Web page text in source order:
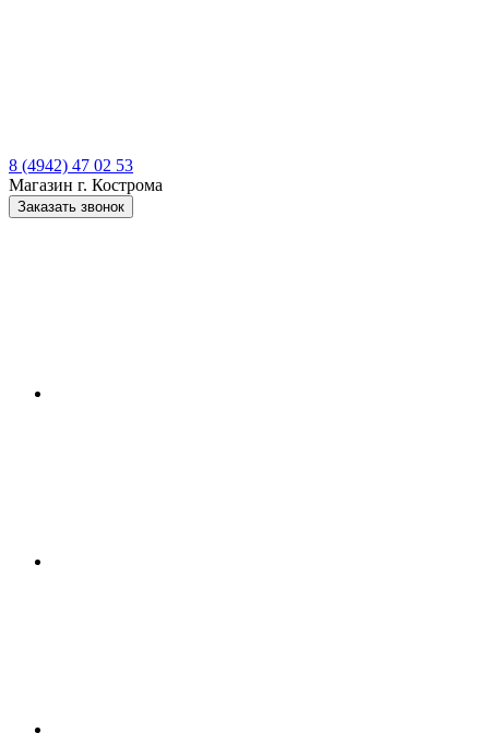
8 (4942) 47 02 53
Магазин г. Кострома
Заказать звонок